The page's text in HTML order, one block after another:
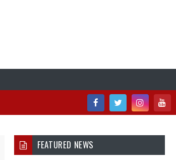
ebo
ok
tter
agr
am
tub
e
FEATURED NEWS